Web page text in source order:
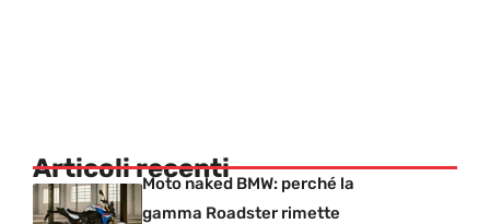
Articoli recentiMoto naked BMW: perché la
gamma Roadster rimette